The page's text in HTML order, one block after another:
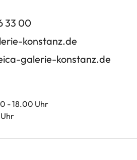
33 00
konstanz.de
galerie-konstanz.de
- 18.00 Uhr